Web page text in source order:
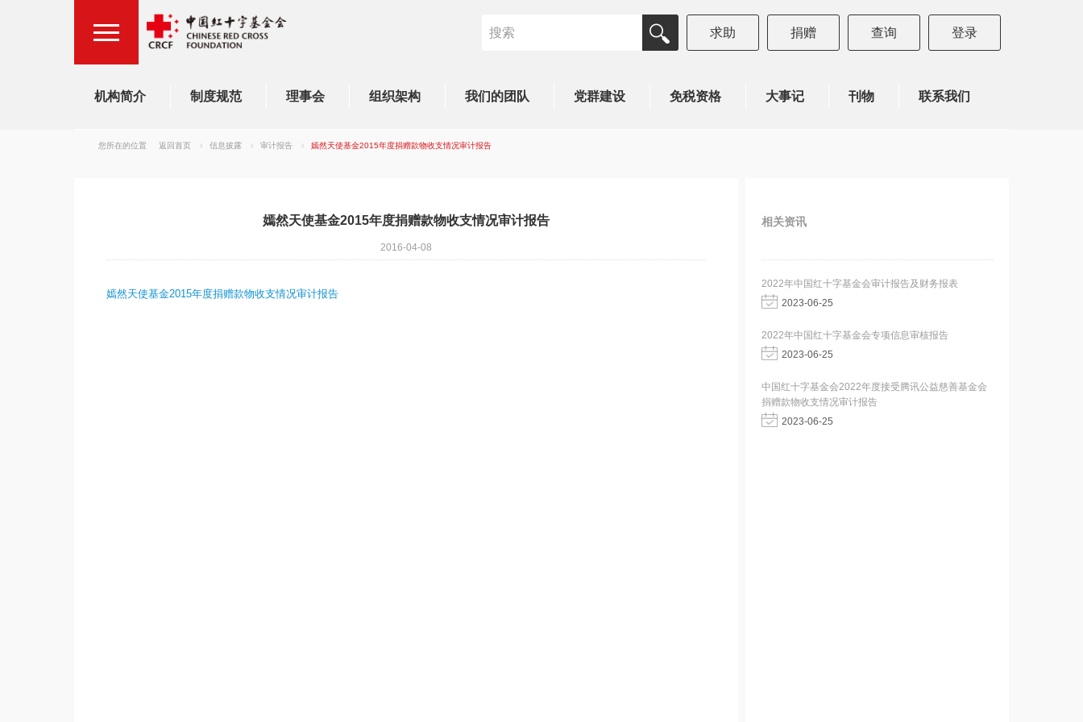
登录
查询
捐赠
求助
机构简介 制度规范 理事会 组织架构 我们的团队 党群建设 免税资格 大事记 刊物 联系我们
您所在的位置 返回首页 信息披露 审计报告 嫣然天使基金2015年度捐赠款物收支情况审计报告
嫣然天使基金2015年度捐赠款物收支情况审计报告
2016-04-08
嫣然天使基金2015年度捐赠款物收支情况审计报告
相关资讯
2022年中国红十字基金会审计报告及财务报表
2023-06-25
2022年中国红十字基金会专项信息审核报告
2023-06-25
中国红十字基金会2022年度接受腾讯公益慈善基金会
捐赠款物收支情况审计报告
2023-06-25